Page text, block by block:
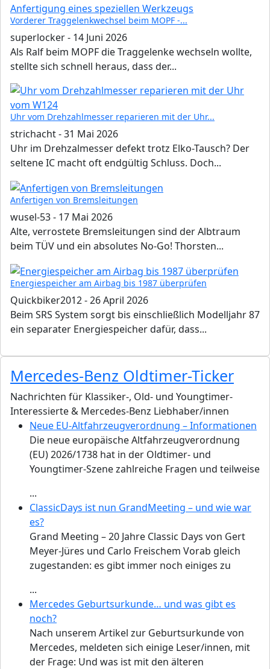
Vorderer Traggelenkwechsel beim MOPF -...
superlocker- 14 Juni 2026
Als Ralf beim MOPF die Traggelenke wechseln wollte,
stellte sich schnell heraus, dass der...
Uhr vom Drehzahlmesser reparieren mit der Uhr...
strichacht-31 Mai 2026
Uhr im Drehzalmesser defekt trotz Elko-Tausch? Der
seltene IC macht oft endgültig Schluss. Doch...
Anfertigen von Bremsleitungen
wusel-53- 17 Mai 2026
Alte, verrostete Bremsleitungen sind der Albtraum
beim TÜV und ein absolutes No-Go! Thorsten...
Energiespeicher am Airbag bis 1987 überprüfen
Quickbiker2012-26 April 2026
Beim SRS System sorgt bis einschließlich Modelljahr 87
ein separater Energiespeicher dafür, dass...
Mercedes-Benz Oldtimer-Ticker
Nachrichten für Klassiker-, Old- und Youngtimer-
Interessierte & Mercedes-Benz Liebhaber/innen
Neue EU-Altfahrzeugverordnung – Informationen
Die neue europäische Altfahrzeugverordnung
(EU) 2026/1738 hat in der Oldtimer- und
Youngtimer-Szene zahlreiche Fragen und teilweise
...
ClassicDays ist nun GrandMeeting – und wie war
es?
Grand Meeting – 20 Jahre Classic Days von Gert
Meyer-Jüres und Carlo Freischem Vorab gleich
zugestanden: es gibt immer noch einiges zu
...
Mercedes Geburtsurkunde… und was gibt es
noch?
Nach unserem Artikel zur Geburtsurkunde von
Mercedes, meldeten sich einige Leser/innen, mit
der Frage: Und was ist mit den älteren